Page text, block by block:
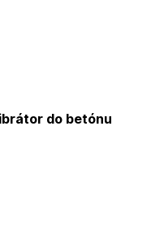
do betónu